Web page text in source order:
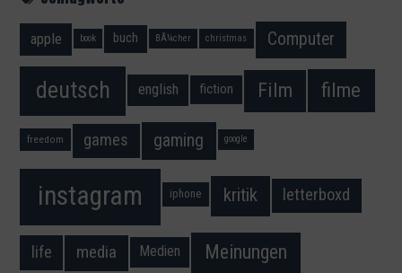
apple book buch BÃ¼cher christmas Computer
deutsch english fiction Film filme
freedom games gaming google
instagram iphone kritik letterboxd
life media Medien Meinungen